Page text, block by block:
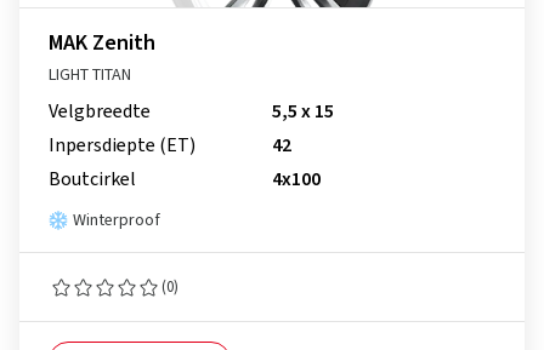
MAK Zenith
LIGHT TITAN
Velgbreedte
5,5 x 15
Inpersdiepte (ET)
42
Boutcirkel
4x100
Winterproof
(0)